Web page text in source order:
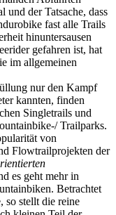
und der Tatsache, dass
fast alle Trails
hinuntersausen
gefahren ist, hat
im allgemeinen
nur den Kampf
kannten, finden
Singletrails und
Trailparks.
von
Flowtrailprojekten der
es geht mehr in
Betrachtet
so stellt die reine